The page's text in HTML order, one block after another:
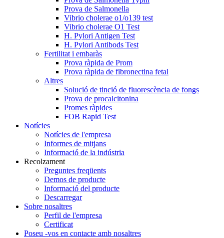
Prova de Salmonella
Vibrio cholerae o1/o139 test
Vibrio cholerae O1 Test
H. Pylori Antigen Test
H. Pylori Antibods Test
Fertilitat i embaràs
Prova ràpida de Prom
Prova ràpida de fibronectina fetal
Altres
Solució de tinció de fluorescència de fongs
Prova de procalcitonina
Promes ràpides
FOB Rapid Test
Notícies
Notícies de l'empresa
Informes de mitjans
Informació de la indústria
Recolzament
Preguntes freqüents
Demos de producte
Informació del producte
Descarregar
Sobre nosaltres
Perfil de l'empresa
Certificat
Poseu -vos en contacte amb nosaltres